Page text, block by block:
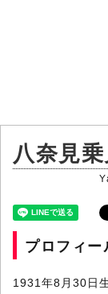
八奈見
プロフィー
1931年8月30日